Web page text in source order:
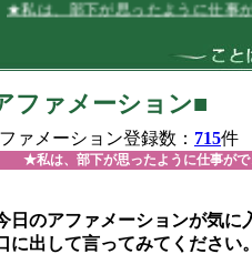
部下が思ったように仕事ができ
ファメーション■
ァメーション登録数： 715件
★私は、部下が思ったように仕事が
日のアファメーションが気
に出して言ってみてください